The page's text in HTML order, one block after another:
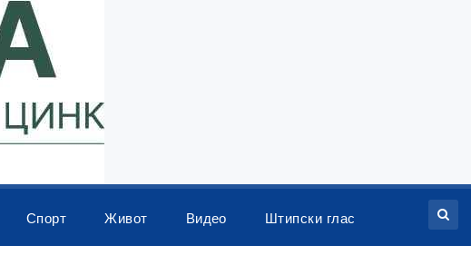
Спорт Живот Видео Штипски глас